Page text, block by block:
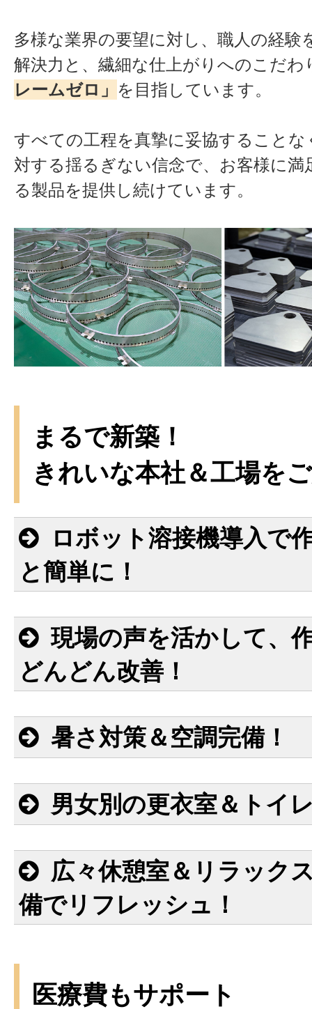
多様な業界の要望に対し、職人の経験
解決力と、繊細な仕上がりへのこだわ
レームゼロ」 を目指しています。
すべての工程を真摯に妥協することな
対する揺るぎない信念で、お客様に
る製品を提供し続けています。
まるで新築！
きれいな本社＆工場を
ロボット溶接機導入で
と簡単に！
現場の声を活かして、
どんどん改善！
暑さ対策＆空調完備！
男女別の更衣室＆トイ
広々休憩室＆リラック
備でリフレッシュ！
医療費もサポート